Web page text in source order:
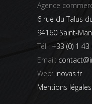
Agence
6 rue du Talus
94160 Saint-
Tél : +33 (0) 1
Email:
Web: inovas.fr
Mentions légales